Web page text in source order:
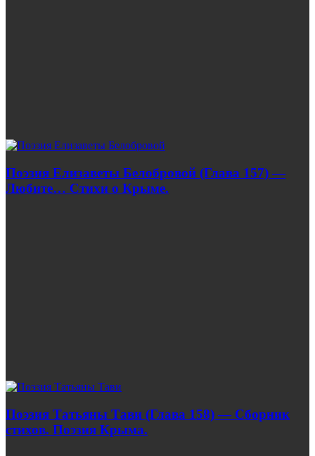
Поэзия Елизаветы Белобровой (Глава 157) —
Любите… Стихи о Крыме.
Поэзия Татьяны Тави (Глава 158) — Сборник
стихов. Поэзия Крыма.